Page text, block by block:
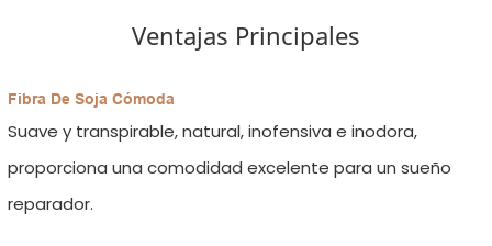
Ventajas Principales
Fibra De Soja Cómoda
Suave y transpirable, natural, inofensiva e inodora,
proporciona una comodidad excelente para un sueño
reparador.